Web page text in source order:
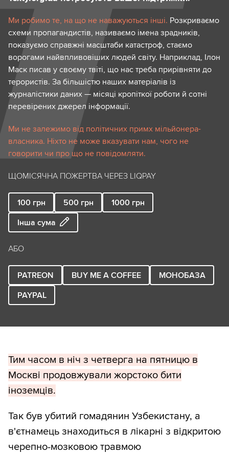
Ми робимо те, на що не наважуються інші. Розкриваємо
схеми пропагандистів, називаємо імена зрадників,
показуємо справжні масштаби катастроф, стаємо
ворогами найвпливовіших людей світу. Наприклад, Ілон
Маск писав у своєму твіті, що нас треба прирівняти до
терористів. За більшістю наших матеріалів із
журналістики даних — місяці кропіткої роботи й сотні
перевірених джерел інформації.
Ми не залежимо від політичних примх мільйонера-
власника. Ніхто не може вказувати нам, чого не
говорити чи про що не повідомляти.
ЩОМІСЯЧНА ПОЖЕРТВА ЧЕРЕЗ LIQPAY
100 грн 500 грн 1000 грн
Інша сума
АБО
PATREON BUY ME A COFFEE
МОНОБАЗА
PAYPAL
Тим часом в ніч з четверга на пятницю в
Москві продовжували жорстоко бити
іноземців.
Так був убитий гомадянин Узбекистану, а
в'єтнамець знаходиться в лікарні з відкритою
черепно-мозковою травмою